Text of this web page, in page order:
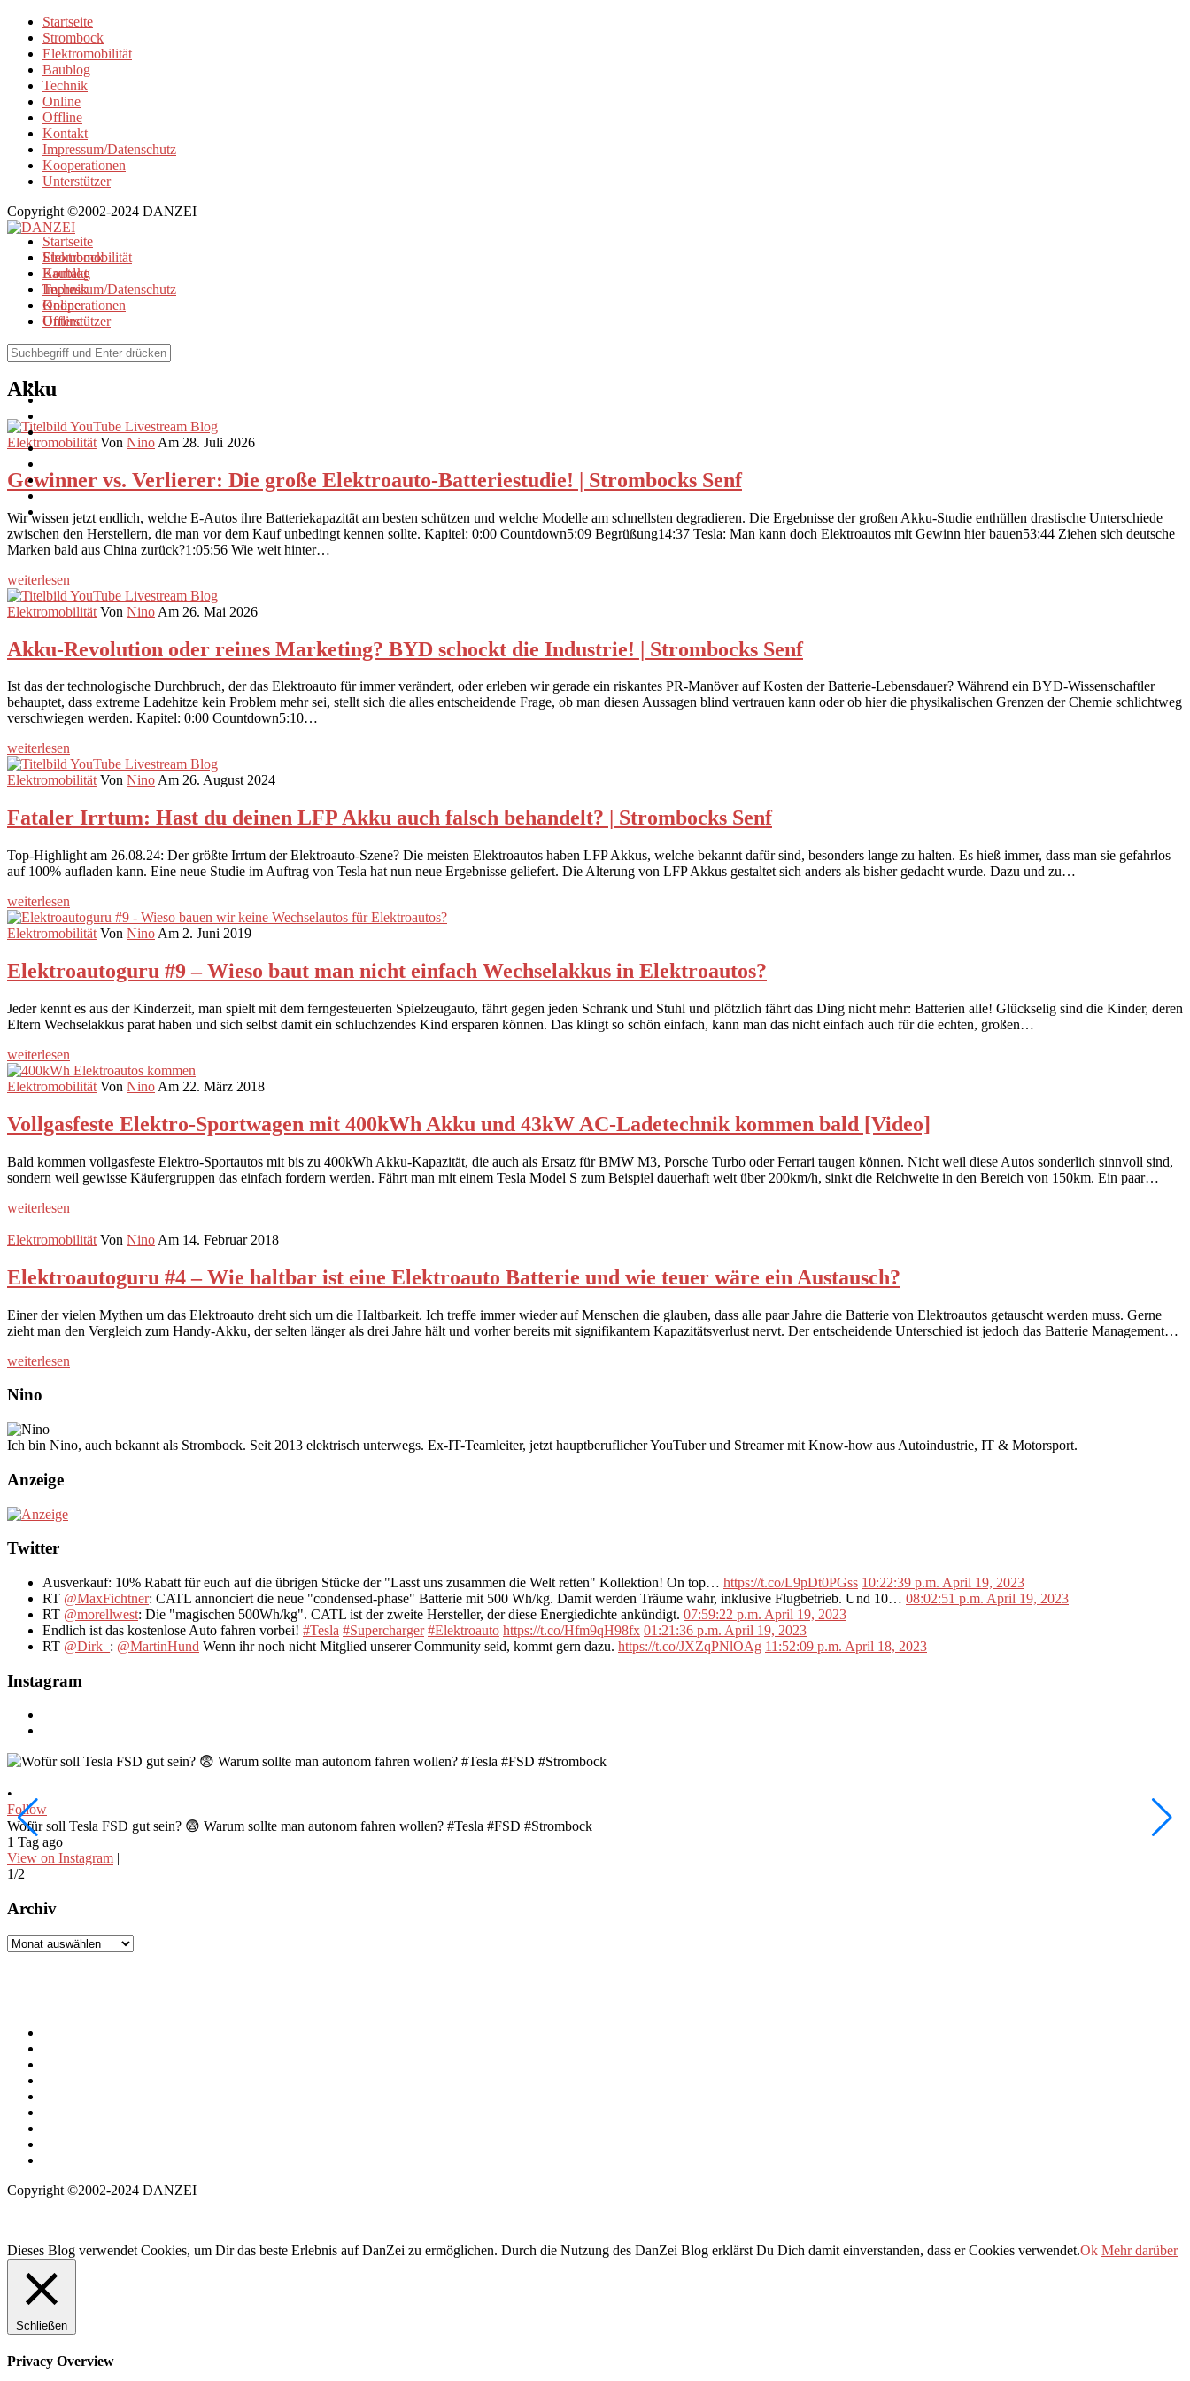
Startseite
Strombock
Elektromobilität
Baublog
Technik
Online
Offline
Kontakt
Impressum/Datenschutz
Kooperationen
Unterstützer
Copyright ©2002-2024 DANZEI
Startseite
Strombock
Kontakt
Impressum/Datenschutz
Kooperationen
Unterstützer
Elektromobilität
Baublog
Technik
Online
Offline
Browse Tag
Akku
Elektromobilität Von Nino Am 28. Juli 2026
Gewinner vs. Verlierer: Die große Elektroauto-Batteriestudie! | Strombocks Senf
Wir wissen jetzt endlich, welche E-Autos ihre Batteriekapazität am besten schützen und welche Modelle am schnellsten degradieren. Die Ergebnisse der großen Akku-Studie enthüllen drastische Unterschiede
zwischen den Herstellern, die man vor dem Kauf unbedingt kennen sollte. Kapitel: 0:00 Countdown5:09 Begrüßung14:37 Tesla: Man kann doch Elektroautos mit Gewinn hier bauen53:44 Ziehen sich deutsche
Marken bald aus China zurück?1:05:56 Wie weit hinter…
weiterlesen
Elektromobilität Von Nino Am 26. Mai 2026
Akku-Revolution oder reines Marketing? BYD schockt die Industrie! | Strombocks Senf
Ist das der technologische Durchbruch, der das Elektroauto für immer verändert, oder erleben wir gerade ein riskantes PR-Manöver auf Kosten der Batterie-Lebensdauer? Während ein BYD-Wissenschaftler
behauptet, dass extreme Ladehitze kein Problem mehr sei, stellt sich die alles entscheidende Frage, ob man diesen Aussagen blind vertrauen kann oder ob hier die physikalischen Grenzen der Chemie schlichtweg
verschwiegen werden. Kapitel: 0:00 Countdown5:10…
weiterlesen
Elektromobilität Von NinoAm 26. August 2024
Fataler Irrtum: Hast du deinen LFP Akku auch falsch behandelt? | Strombocks Senf
Top-Highlight am 26.08.24: Der größte Irrtum der Elektroauto-Szene? Die meisten Elektroautos haben LFP Akkus, welche bekannt dafür sind, besonders lange zu halten. Es hieß immer, dass man sie gefahrlos
auf 100% aufladen kann. Eine neue Studie im Auftrag von Tesla hat nun neue Ergebnisse geliefert. Die Alterung von LFP Akkus gestaltet sich anders als bisher gedacht wurde. Dazu und zu…
weiterlesen
Elektromobilität Von Nino Am 2. Juni 2019
Elektroautoguru #9 – Wieso baut man nicht einfach Wechselakkus in Elektroautos?
Jeder kennt es aus der Kinderzeit, man spielt mit dem ferngesteuerten Spielzeugauto, fährt gegen jeden Schrank und Stuhl und plötzlich fährt das Ding nicht mehr: Batterien alle! Glückselig sind die Kinder, deren
Eltern Wechselakkus parat haben und sich selbst damit ein schluchzendes Kind ersparen können. Das klingt so schön einfach, kann man das nicht einfach auch für die echten, großen…
weiterlesen
Elektromobilität Von Nino Am 22. März 2018
Vollgasfeste Elektro-Sportwagen mit 400kWh Akku und 43kW AC-Ladetechnik kommen bald [Video]
Bald kommen vollgasfeste Elektro-Sportautos mit bis zu 400kWh Akku-Kapazität, die auch als Ersatz für BMW M3, Porsche Turbo oder Ferrari taugen können. Nicht weil diese Autos sonderlich sinnvoll sind,
sondern weil gewisse Käufergruppen das einfach fordern werden. Fährt man mit einem Tesla Model S zum Beispiel dauerhaft weit über 200km/h, sinkt die Reichweite in den Bereich von 150km. Ein paar…
weiterlesen
Elektromobilität Von Nino Am 14. Februar 2018
Elektroautoguru #4 – Wie haltbar ist eine Elektroauto Batterie und wie teuer wäre ein Austausch?
Einer der vielen Mythen um das Elektroauto dreht sich um die Haltbarkeit. Ich treffe immer wieder auf Menschen die glauben, dass alle paar Jahre die Batterie von Elektroautos getauscht werden muss. Gerne
zieht man den Vergleich zum Handy-Akku, der selten länger als drei Jahre hält und vorher bereits mit signifikantem Kapazitätsverlust nervt. Der entscheidende Unterschied ist jedoch das Batterie Management…
weiterlesen
Nino
Ich bin Nino, auch bekannt als Strombock. Seit 2013 elektrisch unterwegs. Ex-IT-Teamleiter, jetzt hauptberuflicher YouTuber und Streamer mit Know-how aus Autoindustrie, IT & Motorsport.
Anzeige
Twitter
Ausverkauf: 10% Rabatt für euch auf die übrigen Stücke der "Lasst uns zusammen die Welt retten" Kollektion! On top… https://t.co/L9pDt0PGss 10:22:39 p.m. April 19, 2023
RT @MaxFichtner: CATL annonciert die neue "condensed-phase" Batterie mit 500 Wh/kg. Damit werden Träume wahr, inklusive Flugbetrieb. Und 10… 08:02:51 p.m. April 19, 2023
RT @morellwest: Die "magischen 500Wh/kg". CATL ist der zweite Hersteller, der diese Energiedichte ankündigt. 07:59:22 p.m. April 19, 2023
Endlich ist das kostenlose Auto fahren vorbei! #Tesla #Supercharger #Elektroauto https://t.co/Hfm9qH98fx 01:21:36 p.m. April 19, 2023
RT @Dirk_ : @MartinHund Wenn ihr noch nicht Mitglied unserer Community seid, kommt gern dazu. https://t.co/JXZqPNlOAg 11:52:09 p.m. April 18, 2023
Instagram
•
Follow
Wofür soll Tesla FSD gut sein? 😨 Warum sollte man autonom fahren wollen? #Tesla #FSD #Strombock
1 Tag ago
View on Instagram |
1/2
Archiv
Archiv
Copyright ©2002-2024 DANZEI
Dieses Blog verwendet Cookies, um Dir das beste Erlebnis auf DanZei zu ermöglichen. Durch die Nutzung des DanZei Blog erklärst Du Dich damit einverstanden, dass er Cookies verwendet.Ok Mehr darüber
Schließen
Privacy Overview